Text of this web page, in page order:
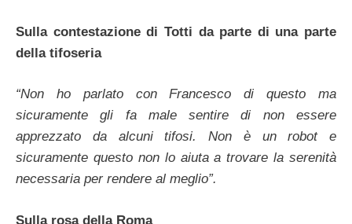
Sulla contestazione di Totti da parte di una parte
della tifoseria
“Non ho parlato con Francesco di questo ma
sicuramente gli fa male sentire di non essere
apprezzato da alcuni tifosi. Non è un robot e
sicuramente questo non lo aiuta a trovare la serenità
necessaria per rendere al meglio”.
Sulla rosa della Roma